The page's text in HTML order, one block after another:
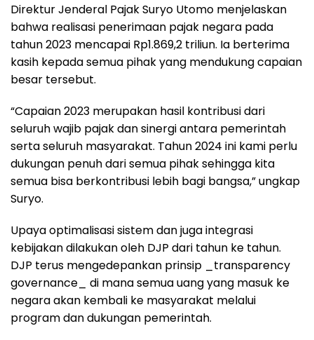
Direktur Jenderal Pajak Suryo Utomo menjelaskan
bahwa realisasi penerimaan pajak negara pada
tahun 2023 mencapai Rp1.869,2 triliun. Ia berterima
kasih kepada semua pihak yang mendukung capaian
besar tersebut.
“Capaian 2023 merupakan hasil kontribusi dari
seluruh wajib pajak dan sinergi antara pemerintah
serta seluruh masyarakat. Tahun 2024 ini kami perlu
dukungan penuh dari semua pihak sehingga kita
semua bisa berkontribusi lebih bagi bangsa,” ungkap
Suryo.
Upaya optimalisasi sistem dan juga integrasi
kebijakan dilakukan oleh DJP dari tahun ke tahun.
DJP terus mengedepankan prinsip _transparency
governance_ di mana semua uang yang masuk ke
negara akan kembali ke masyarakat melalui
program dan dukungan pemerintah.